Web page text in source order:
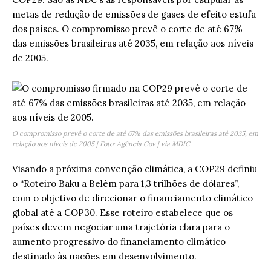
metas de redução de emissões de gases de efeito estufa
dos países. O compromisso prevê o corte de até 67%
das emissões brasileiras até 2035, em relação aos níveis
de 2005.
O compromisso prevê o corte de até 67% das emissões brasileiras até 2035, em
relação aos níveis de 2005 | Foto: Agência Gov | via MDIC
Visando a próxima convenção climática, a COP29 definiu
o “Roteiro Baku a Belém para 1,3 trilhões de dólares”,
com o objetivo de direcionar o financiamento climático
global até a COP30. Esse roteiro estabelece que os
países devem negociar uma trajetória clara para o
aumento progressivo do financiamento climático
destinado às nações em desenvolvimento.